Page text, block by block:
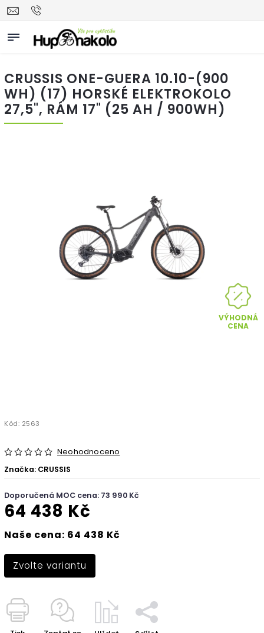
CRUSSIS ONE-GUERA 10.10-(900
WH) (17) HORSKÉ ELEKTROKOLO
27,5", RÁM 17" (25 AH / 900WH)
VÝHODNÁ
CENA
Kód: 2563
Neohodnoceno
Značka: CRUSSIS
Doporučená MOC cena: 73 990 Kč
64 438 Kč
Naše cena: 64 438 Kč
Zvolte variantu